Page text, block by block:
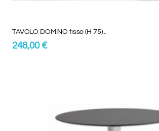
TAVOLO DOMINO fisso (H 75)...
248,00 €